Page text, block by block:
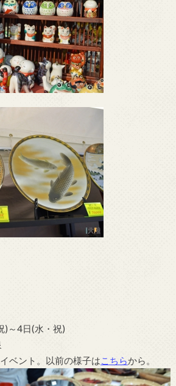
)～4日(水・祝)
ベント。以前の様子は こちらから。